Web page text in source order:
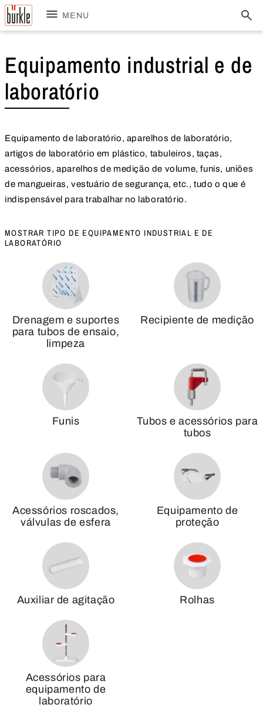
MENU
Equipamento industrial e de
laboratório
Equipamento de laboratório, aparelhos de laboratório,
artigos de laboratório em plástico, tabuleiros, taças,
acessórios, aparelhos de medição de volume, funis, uniões
de mangueiras, vestuário de segurança, etc., tudo o que é
indispensável para trabalhar no laboratório.
MOSTRAR TIPO DE EQUIPAMENTO INDUSTRIAL E DE
LABORATÓRIO
Drenagem e suportes
para tubos de ensaio,
limpeza
Recipiente de medição
Funis
Tubos e acessórios para
tubos
Acessórios roscados,
válvulas de esfera
Equipamento de
proteção
Auxiliar de agitação Rolhas
Acessórios para
equipamento de
laboratório